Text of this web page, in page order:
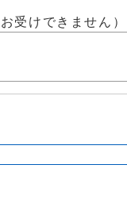
受けできません